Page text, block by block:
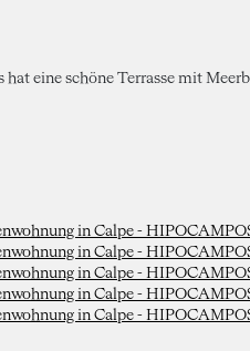
eine schöne Terrasse mit